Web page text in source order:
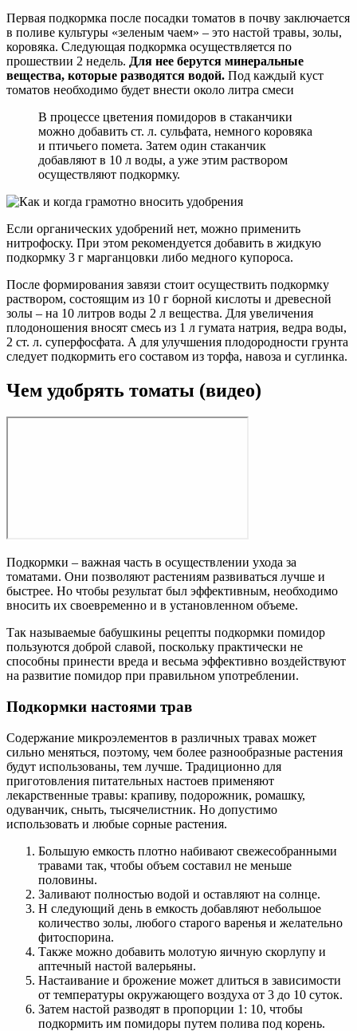
Первая подкормка после посадки томатов в почву заключается
в поливе культуры «зеленым чаем» – это настой травы, золы,
коровяка. Следующая подкормка осуществляется по
прошествии 2 недель. Для нее берутся минеральные
вещества, которые разводятся водой. Под каждый куст
томатов необходимо будет внести около литра смеси
В процессе цветения помидоров в стаканчики
можно добавить ст. л. сульфата, немного коровяка
и птичьего помета. Затем один стаканчик
добавляют в 10 л воды, а уже этим раствором
осуществляют подкормку.
Если органических удобрений нет, можно применить
нитрофоску. При этом рекомендуется добавить в жидкую
подкормку 3 г марганцовки либо медного купороса.
После формирования завязи стоит осуществить подкормку
раствором, состоящим из 10 г борной кислоты и древесной
золы – на 10 литров воды 2 л вещества. Для увеличения
плодоношения вносят смесь из 1 л гумата натрия, ведра воды,
2 ст. л. суперфосфата. А для улучшения плодородности грунта
следует подкормить его составом из торфа, навоза и суглинка.
Чем удобрять томаты (видео)
Подкормки – важная часть в осуществлении ухода за
томатами. Они позволяют растениям развиваться лучше и
быстрее. Но чтобы результат был эффективным, необходимо
вносить их своевременно и в установленном объеме.
Так называемые бабушкины рецепты подкормки помидор
пользуются доброй славой, поскольку практически не
способны принести вреда и весьма эффективно воздействуют
на развитие помидор при правильном употреблении.
Подкормки настоями трав
Содержание микроэлементов в различных травах может
сильно меняться, поэтому, чем более разнообразные растения
будут использованы, тем лучше. Традиционно для
приготовления питательных настоев применяют
лекарственные травы: крапиву, подорожник, ромашку,
одуванчик, сныть, тысячелистник. Но допустимо
использовать и любые сорные растения.
Большую емкость плотно набивают свежесобранными
травами так, чтобы объем составил не меньше
половины.
Заливают полностью водой и оставляют на солнце.
Н следующий день в емкость добавляют небольшое
количество золы, любого старого варенья и желательно
фитоспорина.
Также можно добавить молотую яичную скорлупу и
аптечный настой валерьяны.
Настаивание и брожение может длиться в зависимости
от температуры окружающего воздуха от 3 до 10 суток.
Затем настой разводят в пропорции 1: 10, чтобы
подкормить им помидоры путем полива под корень.